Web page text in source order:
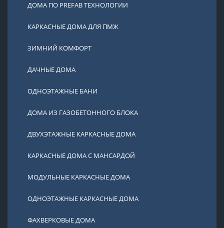
ДОМА ПО PREFAB ТЕХНОЛОГИИ
КАРКАСНЫЕ ДОМА ДЛЯ ПМЖ
ЗИМНИЙ КОМФОРТ
ДАЧНЫЕ ДОМА
ОДНОЭТАЖНЫЕ БАНИ
ДОМА ИЗ ГАЗОБЕТОННОГО БЛОКА
ДВУХЭТАЖНЫЕ КАРКАСНЫЕ ДОМА
КАРКАСНЫЕ ДОМА С МАНСАРДОЙ
МОДУЛЬНЫЕ КАРКАСНЫЕ ДОМА
ОДНОЭТАЖНЫЕ КАРКАСНЫЕ ДОМА
ФАХВЕРКОВЫЕ ДОМА